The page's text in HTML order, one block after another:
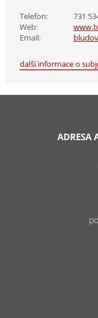
Telefon:
731
Web:
Email:
další informace o
ADRESA